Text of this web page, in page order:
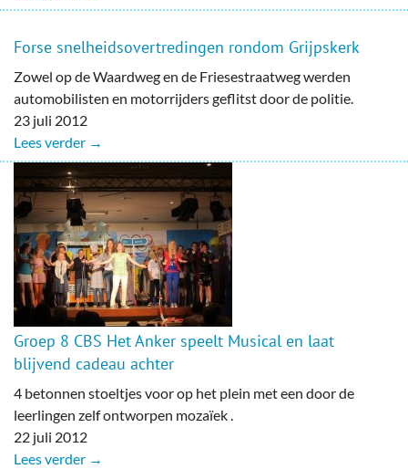
Forse snelheidsovertredingen rondom Grijpskerk
Zowel op de Waardweg en de Friesestraatweg werden
automobilisten en motorrijders geflitst door de politie.
23 juli 2012
Lees verder →
Groep 8 CBS Het Anker speelt Musical en laat
blijvend cadeau achter
4 betonnen stoeltjes voor op het plein met een door de
leerlingen zelf ontworpen mozaïek .
22 juli 2012
Lees verder →